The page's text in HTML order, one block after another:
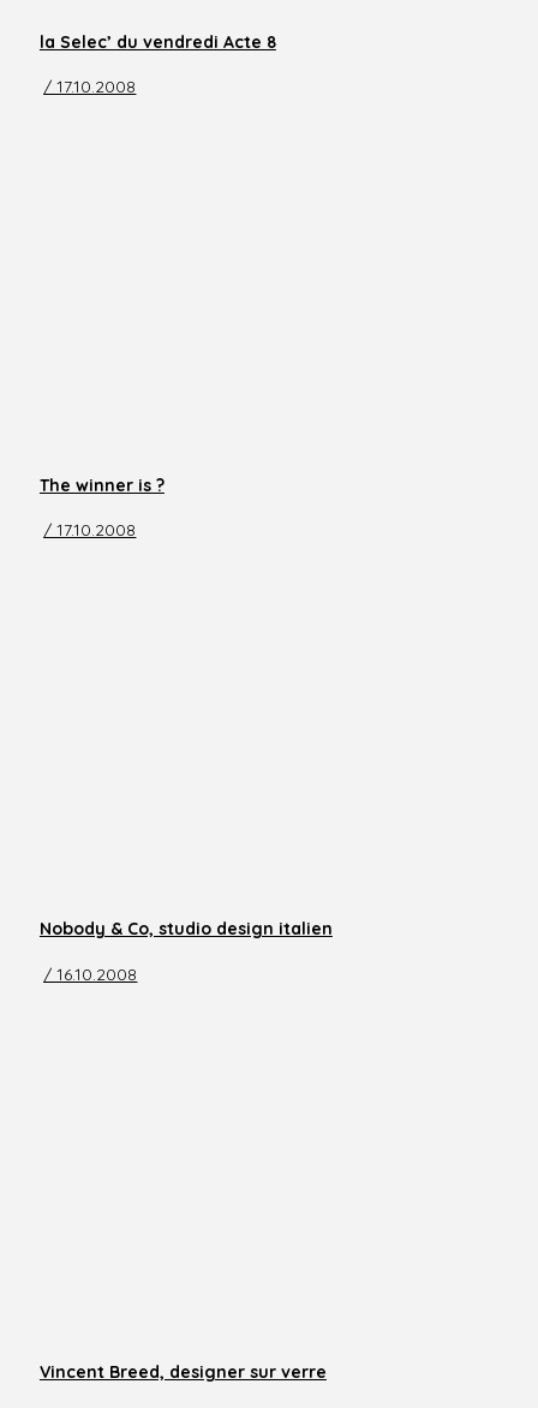
la Selec’ du vendredi Acte 8
/ 17.10.2008
The winner is ?
/ 17.10.2008
Nobody & Co, studio design italien
/ 16.10.2008
Vincent Breed, designer sur verre